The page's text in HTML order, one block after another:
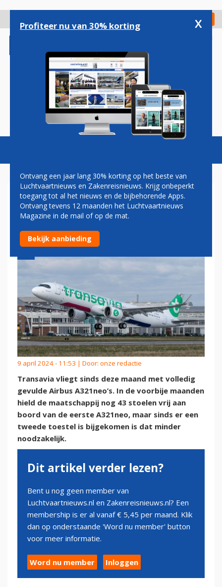
gaan
Check in
Magazine Podcasts Vacatures
TRANSAVIA VLIEGT VANAF
NU MET VOLLE AIRBUSSEN
9 april 2024 - 11:53 | Door: onze redactie
Transavia vliegt sinds deze maand met volledig
gevulde Airbus A321neo’s. In de voorbije maanden
hield de maatschappij nog 43 stoelen vrij aan
boord van de eerste A321neo, maar sinds er een
tweede toestel is bijgekomen is dat minder
noodzakelijk.
Dit artikel verder lezen?
Bent u nog geen member van
Luchtvaartnieuws.nl en Zakenreisnieuws.nl? Een
membership is er al vanaf € 5,45 per maand. Klik
dan op onderstaande 'Word nu member' button
voor meer informatie.
Word nu member Inloggen
Profiteer nu van 30% korting x
Ontvang een jaar lang 30% korting op het beste van
Luchtvaartnieuws en Zakenreisnieuws. Krijg onbeperkt
toegang tot al het nieuws en de bijbehorende Apps.
Ontvang tevens 12 maanden het Luchtvaartnieuws
Magazine in de mail of op de mat.
Bekijk aanbieding